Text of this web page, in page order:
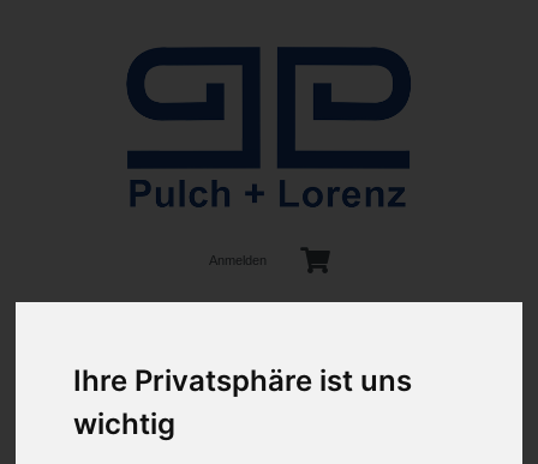
Ihre Privatsphäre ist uns
wichtig
Anmelden